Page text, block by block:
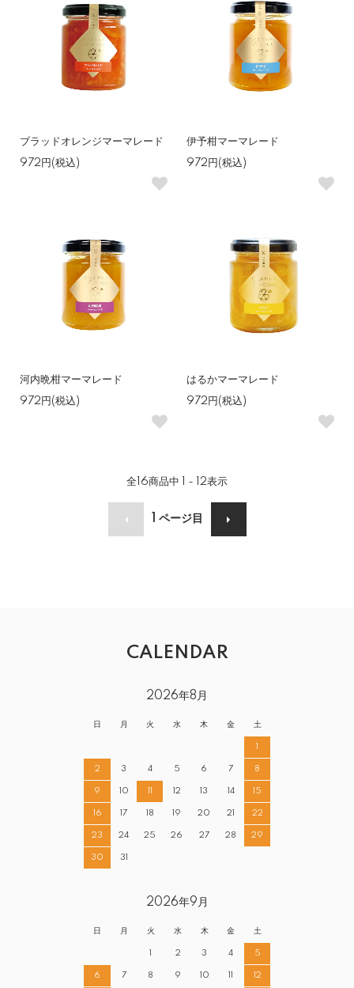
ブラッドオレンジマーマレード
972円(税込)
伊予柑マーマレード
972円(税込)
河内晩柑マーマレード
972円(税込)
はるかマーマレード
972円(税込)
全 16商品中 1 - 12表示
ページ目
CALENDAR
2026年8月
日 月 火 水 木 金 土
1
2 3 4 5 6 7 8
9 10 11 12 13 14 15
16 17 18 19 20 21 22
23 24 25 26 27 28 29
30 31
2026年9月
日 月 火 水 木 金 土
1 2 3 4 5
6 7 8 9 10 11 12